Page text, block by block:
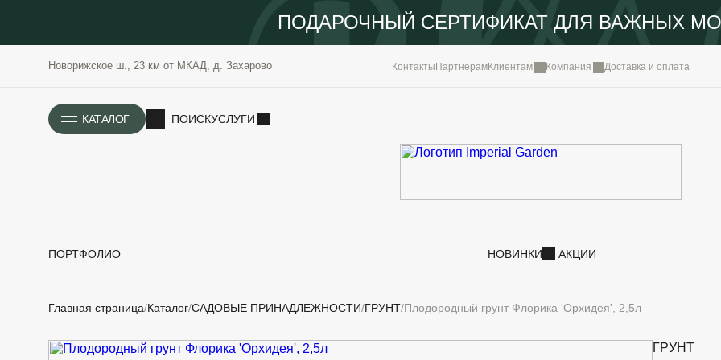
ПОДАРОЧНЫЙ СЕРТИФИКАТ ДЛЯ ВАЖНЫХ
Новорижское ш., 23 км от МКАД, д. Захарово Контакты ПартнерамКлиентам Компания Доставка и оплата
КАТАЛОГ ПОИСКУСЛУГИ
ПОРТФОЛИО НОВИНКИ АКЦИИ
РАСТЕНИЯ
ОЗЕЛЕНЕНИЕ
ИСТОРИЯ
Главная страница Каталог САДОВЫЕ ПРИНАДЛЕЖНОСТИ ГРУНТ Плодородный грунт Флорика 'Орхидея', 2,5л
ГРУНТ